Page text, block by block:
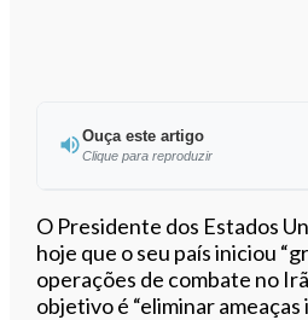
Ouça este artigo
Clique para reproduzir
Ouvir este
O Presidente dos Estados
hoje que o seu país iniciou
operações de combate no
objetivo é “eliminar ameaças